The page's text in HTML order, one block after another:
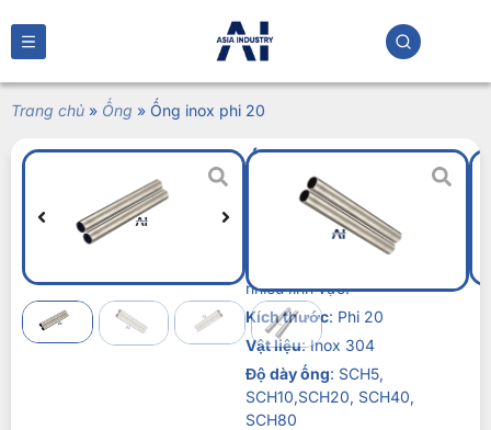
Trang chủ » Ống » Ống inox phi 20
Ống inox phi 20
Liên hệ
Ống inox phi 20là giải pháp
cân bằng giữa độ bền, tính linh
nhiều lĩnh vực.
Kích thước: Phi 20
Vật liệu: Inox 304
Độ dày ống: SCH5,
SCH10,SCH20, SCH40,
SCH80